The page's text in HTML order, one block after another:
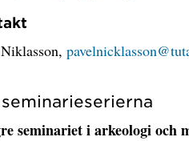
Niklasson,
seminariet i arkeologi och